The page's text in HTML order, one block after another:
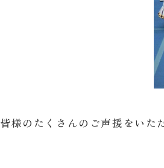
皆様のたくさんのご声援をいた